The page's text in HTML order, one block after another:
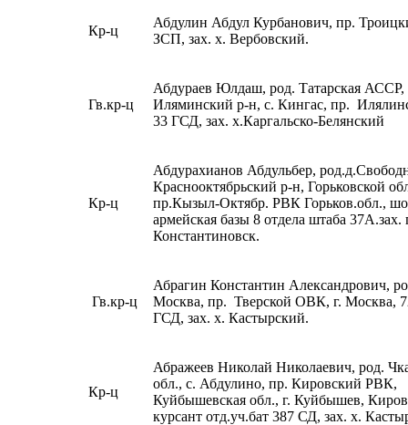
Кр-ц
Абдулин Абдул Курбанович, пр.
ЗСП, зах. х. Вербовский.
Гв.кр-ц
Абдураев Юлдаш, род. Татарская АССР,
Иляминский р-н, с. Кингас, пр.
33 ГСД, зах. х.Каргальско-Белянский
Кр-ц
Абдурахианов Абдульбер,
Краснооктябрьский р-н, Горьковской
пр.Кызыл-Октябр. РВК Горьков.обл.,
армейская базы 8 отдела штаба 37А.зах.
Константиновск.
Гв.кр-ц
Абрагин Константин Александрович,
Москва, пр. Тверской ОВК, г. Москва,
ГСД, зах. х. Кастырский.
Кр-ц
Абражеев Николай Николаевич, род.
обл., с. Абдулино, пр. Кировский РВК,
Куйбышевская обл., г. Куйбышев,
курсант отд.уч.бат 387 СД, зах. х.